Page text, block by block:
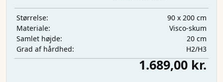
Størrelse:
90 x 200 cm
Materiale:
Visco-skum
Samlet højde:
20 cm
Grad af hårdhed:
H2/H3
1.689,00 kr.